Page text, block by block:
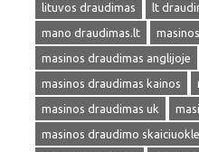
lituvos draudimas
lt
mano draudimas.lt
masinos draudimas anglijoje
masinos draudimas kainos
masinos draudimas uk
masinos draudimo skaiciuokle